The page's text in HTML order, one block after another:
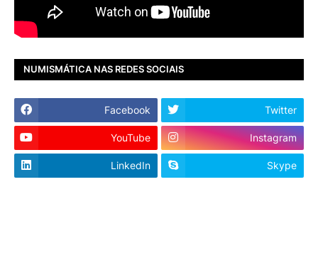
NUMISMÁTICA NAS REDES SOCIAIS
Facebook Twitter
YouTube Instagram
LinkedIn Skype